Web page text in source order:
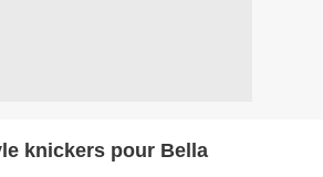
knickers pour Bella